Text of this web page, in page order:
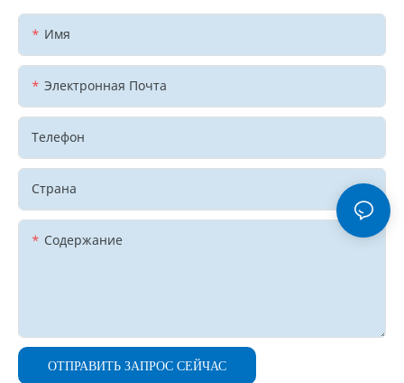
Имя
Электронная Почта
Телефон
Страна
Содержание
ОТПРАВИТЬ ЗАПРОС СЕЙЧАС